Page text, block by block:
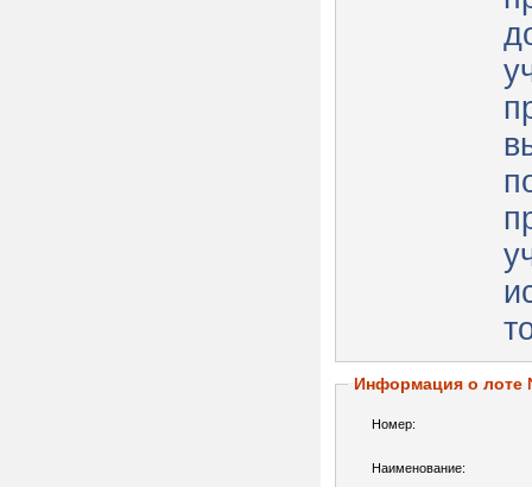
Информация о лоте
Номер:
Наименование: